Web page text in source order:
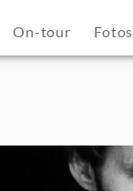
On-tour Fotos